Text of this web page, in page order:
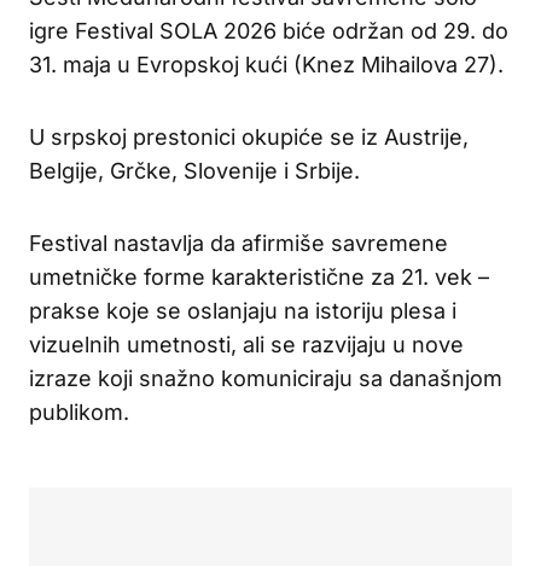
igre Festival SOLA 2026 biće održan od 29. do
31. maja u Evropskoj kući (Knez Mihailova 27).
U srpskoj prestonici okupiće se iz Austrije,
Belgije, Grčke, Slovenije i Srbije.
Festival nastavlja da afirmiše savremene
umetničke forme karakteristične za 21. vek –
prakse koje se oslanjaju na istoriju plesa i
vizuelnih umetnosti, ali se razvijaju u nove
izraze koji snažno komuniciraju sa današnjom
publikom.